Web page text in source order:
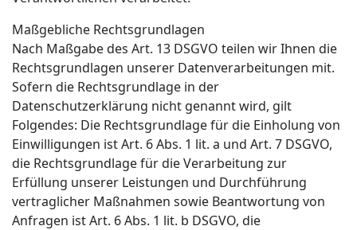
Maßgebliche Rechtsgrundlagen
Nach Maßgabe des Art. 13 DSGVO teilen wir Ihnen die
Rechtsgrundlagen unserer Datenverarbeitungen mit.
Sofern die Rechtsgrundlage in der
Datenschutzerklärung nicht genannt wird, gilt
Folgendes: Die Rechtsgrundlage für die Einholung von
Einwilligungen ist Art. 6 Abs. 1 lit. a und Art. 7 DSGVO,
die Rechtsgrundlage für die Verarbeitung zur
Erfüllung unserer Leistungen und Durchführung
vertraglicher Maßnahmen sowie Beantwortung von
Anfragen ist Art. 6 Abs. 1 lit. b DSGVO, die